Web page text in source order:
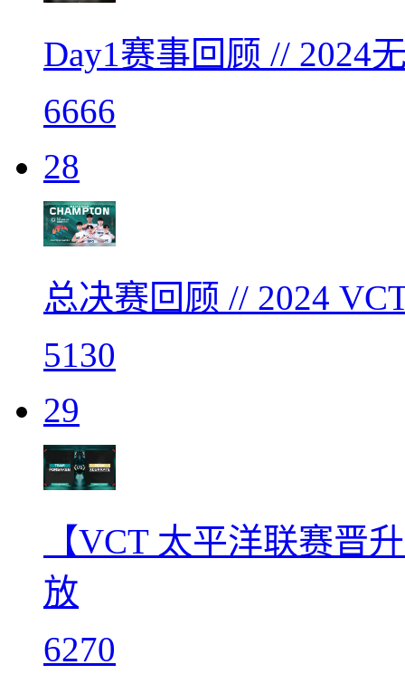
Day1赛事回顾 // 2024
6666
28
总决赛回顾 // 2024
5130
29
【VCT 太平洋联赛晋
放
6270